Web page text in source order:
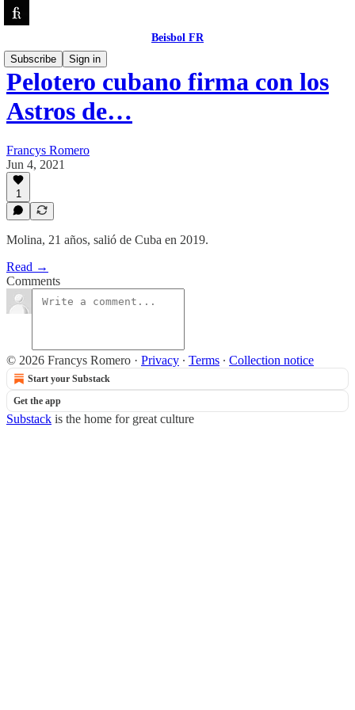
Beisbol FR
Subscribe
Sign in
Pelotero cubano firma con los
Astros de…
Francys Romero
Jun 4, 2021
1
Molina, 21 años, salió de Cuba en 2019.
Read →
Comments
© 2026 Francys Romero · Privacy ∙ Terms ∙ Collection notice
Start your Substack
Get the app
Substack is the home for great culture